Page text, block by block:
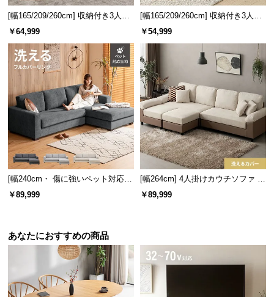
[幅165/209/260cm] 収納付き3人掛
けソファ 傷に強いペット対応生地
タイプ
￥64,999
[幅165/209/260cm] 収納付き3人掛
けソファ メランジタイプ
￥54,999
[幅240cm・ 傷に強いペット対応生
地] ワイドカウチソファ ロースタ
￥89,999
[幅264cm] 4人掛けカウチソファ L
字 最大6人掛け ビッグサイズ ソフ
￥89,999
あなたにおすすめの商品